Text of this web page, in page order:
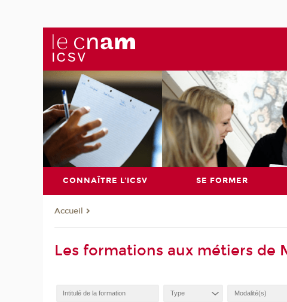
CONNAÎTRE L'ICSV SE FORMER
Accueil
Les formations aux métiers de